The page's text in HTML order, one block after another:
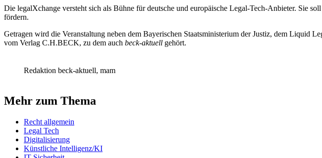
Die legalXchange versteht sich als Bühne für deutsche und europäische Legal-Tech‑Anbieter. Sie
fördern.
Getragen wird die Veranstaltung neben dem Bayerischen Staatsministerium der Justiz, dem Liquid
vom Verlag C.H.BECK, zu dem auch beck-aktuell gehört.
Redaktion beck-aktuell, mam
Mehr zum Thema
Recht allgemein
Legal Tech
Digitalisierung
Künstliche Intelligenz/KI